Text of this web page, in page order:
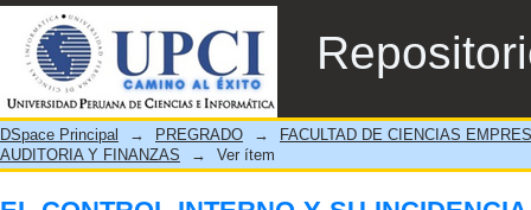
EL CONTROL INTERNO Y SU
CONSTRUCTORES MULTISERVICIOS
DSpace Principal → PREGRADO →
FACULTAD DE CIENCIAS
AUDITORIA Y FINANZAS
→ Ver ítem